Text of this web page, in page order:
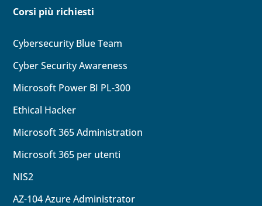
Corsi più richiesti
Cybersecurity Blue Team
Cyber Security Awareness
Microsoft Power BI PL-300
Ethical Hacker
Microsoft 365 Administration
Microsoft 365 per utenti
NIS2
AZ-104Azure Administrator